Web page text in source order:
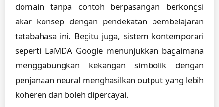
domain tanpa contoh berpasangan berkongsi
akar konsep dengan pendekatan pembelajaran
tatabahasa ini. Begitu juga, sistem kontemporari
seperti LaMDA Google menunjukkan bagaimana
menggabungkan kekangan simbolik dengan
penjanaan neural menghasilkan output yang lebih
koheren dan boleh dipercayai.